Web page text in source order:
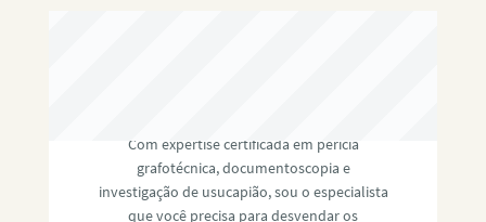
Com expertise certificada em perícia
grafotécnica, documentoscopia e
investigação de usucapião, sou o especialista
que você precisa para desvendar os